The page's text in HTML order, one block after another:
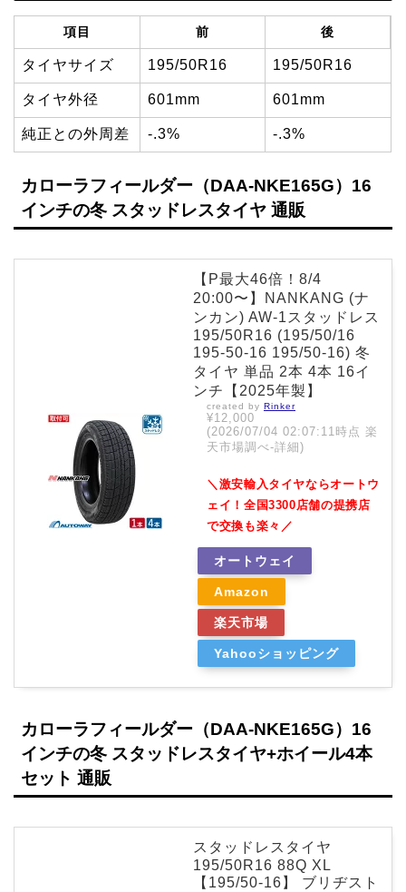
項目 前 後
タイヤサイズ 195/50R16 195/50R16
タイヤ外径 601mm 601mm
純正との外周差 -.3% -.3%
カローラフィールダー（DAA-NKE165G）16
インチの冬 スタッドレスタイヤ 通販
【P最大46倍！8/4
20:00〜】NANKANG (ナ
ンカン) AW-1スタッドレス
195/50R16 (195/50/16
195-50-16 195/50-16) 冬
タイヤ 単品 2本 4本 16イ
ンチ【2025年製】
created by Rinker
¥12,000
(2026/07/04 02:07:11時点 楽
天市場調べ-詳細)
＼激安輸入タイヤならオートウ
ェイ！全国3300店舗の提携店
で交換も楽々／
オートウェイ
Amazon
楽天市場
Yahooショッピング
カローラフィールダー（DAA-NKE165G）16
インチの冬 スタッドレスタイヤ+ホイール4本
セット 通販
スタッドレスタイヤ
195/50R16 88Q XL
【195/50-16】 ブリヂスト